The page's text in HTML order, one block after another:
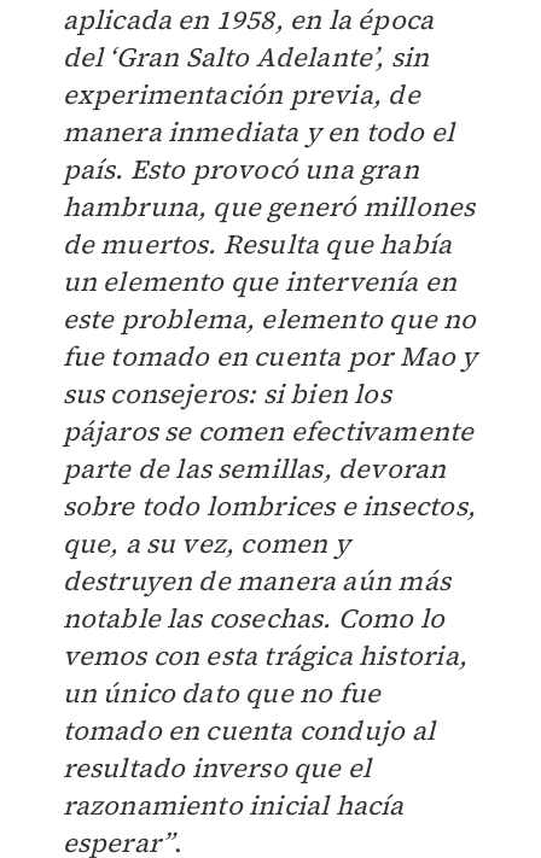
aplicada en 1958, en la época
del ‘Gran Salto Adelante’, sin
experimentación previa, de
manera inmediata y en todo el
país. Esto provocó una gran
hambruna, que generó millones
de muertos. Resulta que había
un elemento que intervenía en
este problema, elemento que no
fue tomado en cuenta por Mao y
sus consejeros: si bien los
pájaros se comen efectivamente
parte de las semillas, devoran
sobre todo lombrices e insectos,
que, a su vez, comen y
destruyen de manera aún más
notable las cosechas. Como lo
vemos con esta trágica historia,
un único dato que no fue
tomado en cuenta condujo al
resultado inverso que el
razonamiento inicial hacía
esperar”.